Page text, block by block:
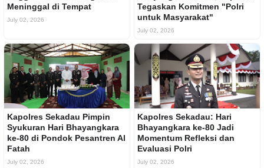
Meninggal di Tempat
July 02, 2026
Tegaskan Komitmen "Polri
untuk Masyarakat"
July 02, 2026
Kapolres Sekadau Pimpin
Syukuran Hari Bhayangkara
ke-80 di Pondok Pesantren Al
Fatah
July 02, 2026
Kapolres Sekadau: Hari
Bhayangkara ke-80 Jadi
Momentum Refleksi dan
Evaluasi Polri
July 02, 2026